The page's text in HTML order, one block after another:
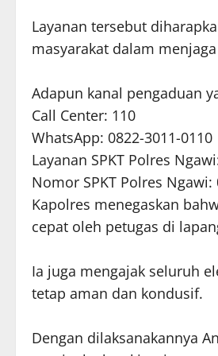
Layanan tersebut
masyarakat dalam
Adapun kanal pengaduan
Call Center: 110
WhatsApp: 0822-3011-0110
Layanan SPKT Polres
Nomor SPKT Polres Ngawi:
Kapolres menegaskan
cepat oleh petugas di
Ia juga mengajak seluruh
tetap aman dan kondusif.
Dengan dilaksanakannya